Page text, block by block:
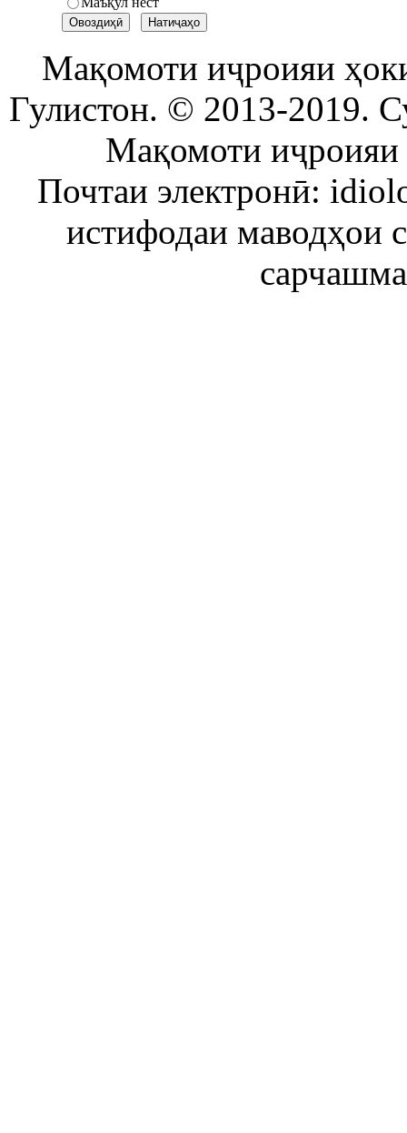
Мақомоти иҷроияи
Гулистон. © 2013-2019.
Мақомоти иҷроияи
Почтаи электронӣ:
истифодаи маводҳои